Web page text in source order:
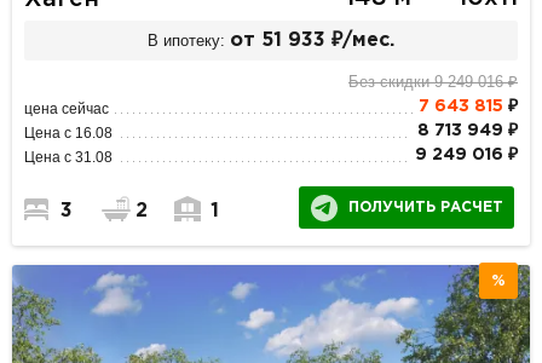
В ипотеку: от 51 933 ₽/мес.
Без скидки 9 249 016 ₽
цена сейчас 7 643 815 ₽
Цена с 16.08 8 713 949 ₽
Цена с 31.08 9 249 016 ₽
3 2 1 ПОЛУЧИТЬ РАСЧЕТ
%